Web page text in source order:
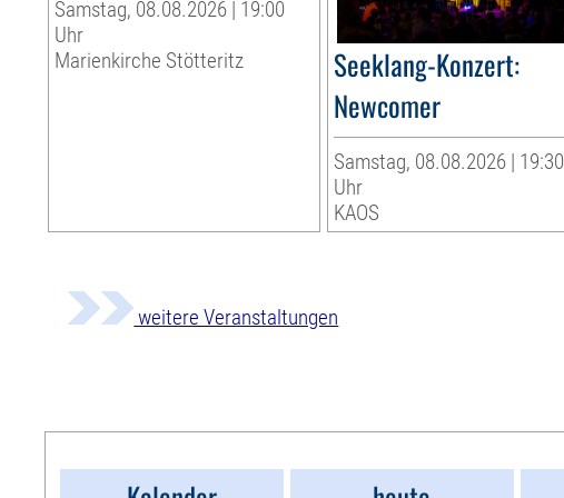
Samstag, 08.08.2026 | 19:00
Uhr
Marienkirche Stötteritz
Seeklang-Konzert:
Newcomer
Samstag, 08.08.2026 | 19:30
Uhr
KAOS
weitere Veranstaltungen